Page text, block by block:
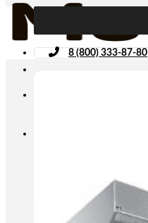
8 (800) 333-87-80